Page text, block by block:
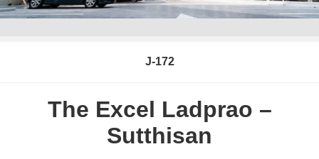
J-172
The Excel Ladprao –
Sutthisan